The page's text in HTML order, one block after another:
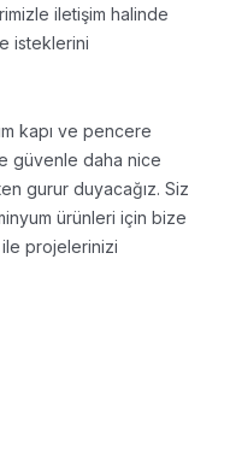
iletişim halinde
isteklerini
kapı ve pencere
güvenle daha nice
gurur duyacağız. Siz
ürünleri için bize
projelerinizi